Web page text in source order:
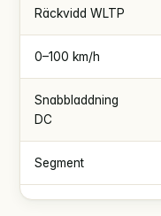
Räckvidd WLTP
0–100 km/h
Snabbladdning
DC
Segment